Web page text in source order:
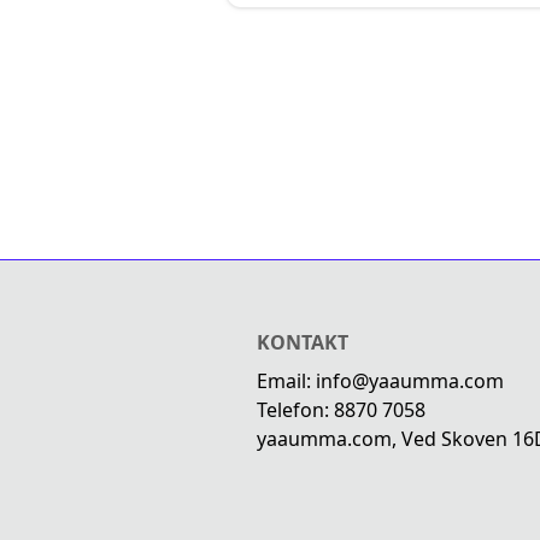
KONTAKT
Email: info@yaaumma.com
Telefon: 8870 7058
yaaumma.com, Ved Skoven